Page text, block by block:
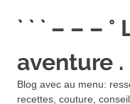
` ` ` – – –
aventure .
Blog avec au menu:
recettes, couture,